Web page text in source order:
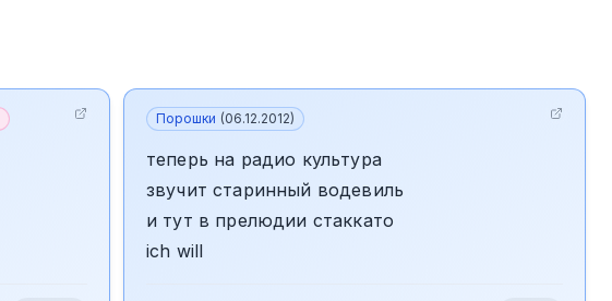
Порошки (06.12.2012)
теперь на радио культура
звучит старинный водевиль
и тут в прелюдии стаккато
ich will